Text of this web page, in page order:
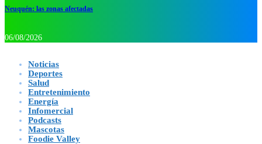
Neuquén: las zonas afectadas
06/08/2026
Noticias
Deportes
Salud
Entretenimiento
Energía
Infomercial
Podcasts
Mascotas
Foodie Valley